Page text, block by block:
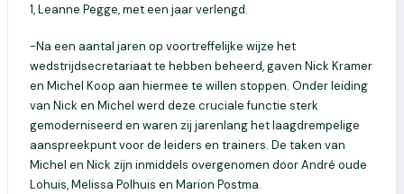
1, Leanne Pegge, met een jaar verlengd.
-Na een aantal jaren op voortreffelijke wijze het
wedstrijdsecretariaat te hebben beheerd, gaven Nick Kramer
en Michel Koop aan hiermee te willen stoppen. Onder leiding
van Nick en Michel werd deze cruciale functie sterk
gemoderniseerd en waren zij jarenlang het laagdrempelige
aanspreekpunt voor de leiders en trainers. De taken van
Michel en Nick zijn inmiddels overgenomen door André oude
Lohuis, Melissa Polhuis en Marion Postma.